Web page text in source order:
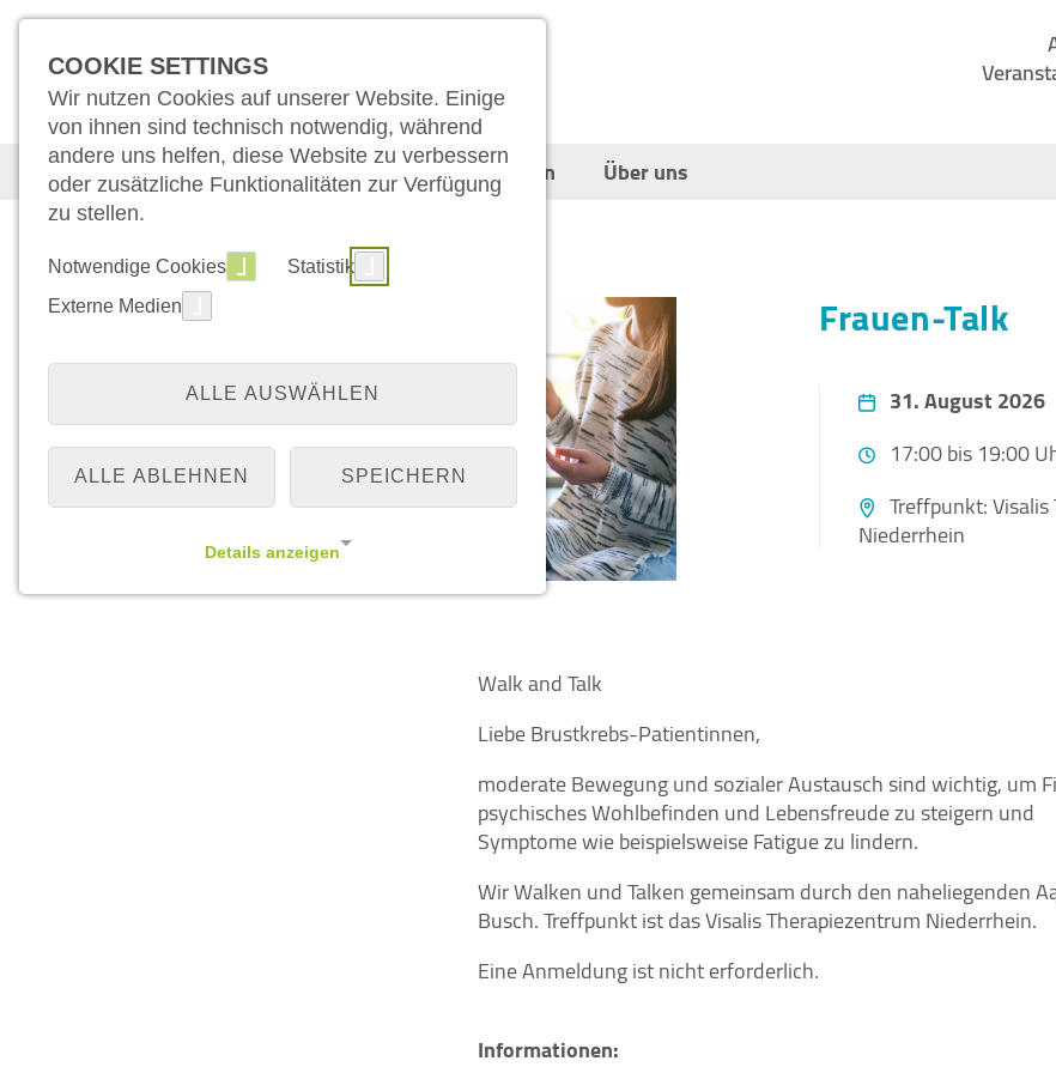
Medizin Pflege Für Patient:innen Über uns
Frauen-Talk
31. August 2026
17:00 bis 19:00
Treffpunkt:
Niederrhein
Walk and Talk
Liebe Brustkrebs-Patientinnen,
moderate Bewegung und sozialer Austausch sind wichtig, um
psychisches Wohlbefinden und Lebensfreude zu steigern und
Symptome wie beispielsweise Fatigue zu lindern.
Wir Walken und Talken gemeinsam durch den naheliegenden
Busch. Treffpunkt ist das Visalis Therapiezentrum Niederrhein.
Eine Anmeldung ist nicht erforderlich.
Informationen:
COOKIE SETTINGS
Wir nutzen Cookies auf unserer Website. Einige
von ihnen sind technisch notwendig, während
andere uns helfen, diese Website zu verbessern
oder zusätzliche Funktionalitäten zur Verfügung
zu stellen.
Notwendige Cookies
Statistik
Externe Medien
ALLE AUSWÄHLEN
ALLE ABLEHNEN SPEICHERN
Details anzeigen
Impressum|Datenschutz